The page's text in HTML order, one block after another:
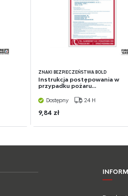
ZNAKI BEZPIECZEŃSTWA BOLD
Instrukcja postępowania w
przypadku pożaru...
Dostępny 24 H
9,84 zł